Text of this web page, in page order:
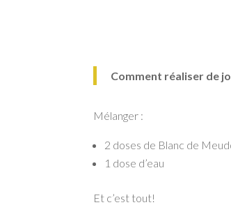
Comment réaliser de
Mélanger :
2 doses de Blanc de
1 dose d’eau
Et c’est tout!